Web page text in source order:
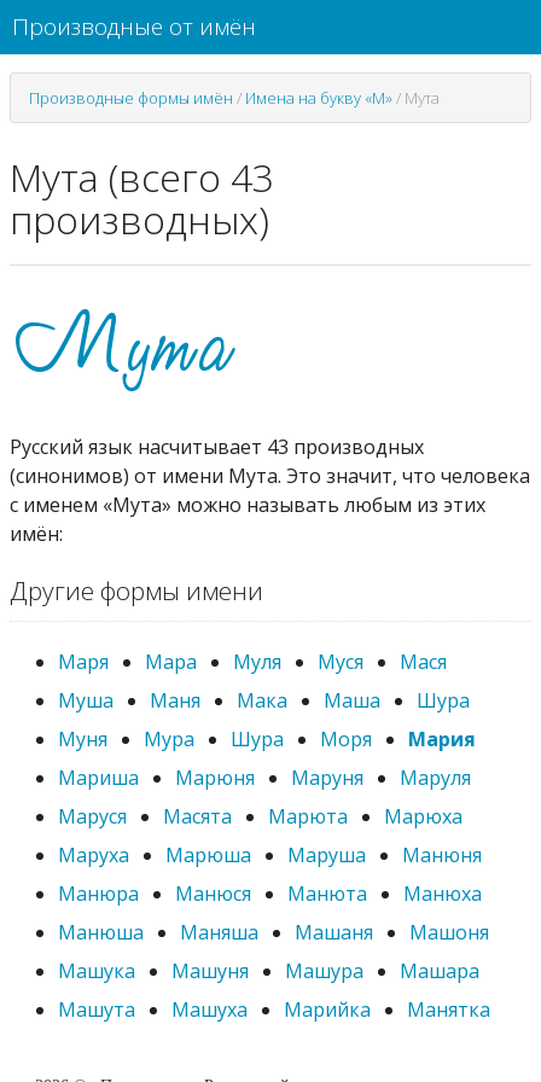
Производные от имён
Производные формы имён / Имена на букву «М»/ Мута
Мута (всего 43
производных)
Русский язык насчитывает 43 производных
(синонимов) от имени Мута. Это значит, что человека
с именем «Мута» можно называть любым из этих
имён:
Другие формы имени
Маря Мара Муля Муся
Мася
Муша
Маня Мака Маша
Шура
Муня
Мура Шура Моря
Мария
Мариша
Марюня Маруня
Маруля
Маруся
Масята Марюта
Марюха
Маруха
Марюша Маруша
Манюня
Манюра
Манюся Манюта
Манюха
Манюша
Маняша Машаня
Машоня
Машука
Машуня Машура
Машара
Машута
Машуха Марийка Манятка